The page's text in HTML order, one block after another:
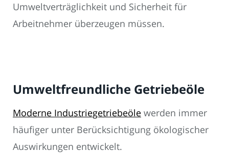
Umweltverträglichkeit und Sicherheit für
Arbeitnehmer überzeugen müssen.
Umweltfreundliche Getriebeöle
Moderne Industriegetriebeöle werden immer
häufiger unter Berücksichtigung ökologischer
Auswirkungen entwickelt.